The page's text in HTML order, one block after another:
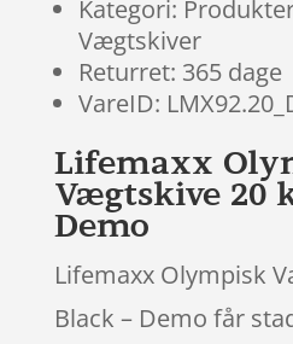
Kategori:
Vægtskiver
Returret: 365 dage
VareID:
Lifemaxx
Vægtskive 20
Demo
Lifemaxx Olympisk
Black – Demo får